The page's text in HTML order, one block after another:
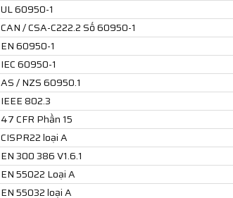
UL 60950-1
CAN / CSA-C222.2 Số 60950-1
EN 60950-1
IEC 60950-1
AS / NZS 60950.1
IEEE 802.3
47 CFR Phần 15
CISPR22 loại A
EN 300 386 V1.6.1
EN 55022 Loại A
EN 55032 loại A